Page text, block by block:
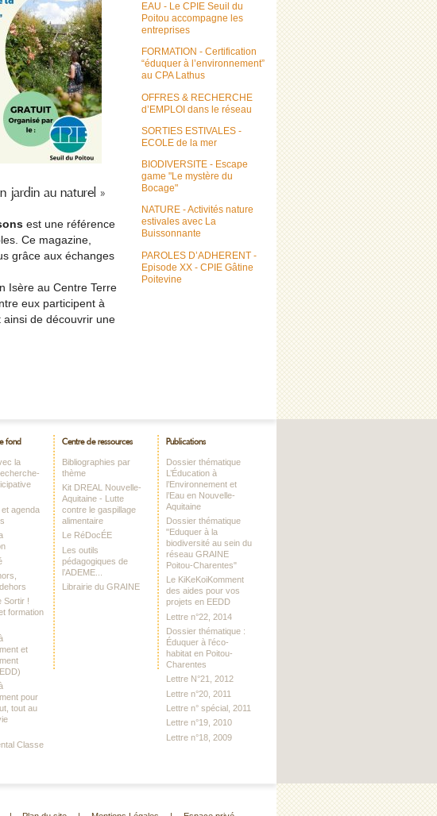
jardin au naturel »
est une référence
Ce magazine,
grâce aux échanges
Isère au Centre Terre
eux participent à
de découvrir une
EAU - Le CPIE Seuil du
Poitou accompagne les
entreprises
FORMATION - Certification
“éduquer à l’environnement”
au CPA Lathus
OFFRES & RECHERCHE
d’EMPLOI dans le réseau
SORTIES ESTIVALES -
ECOLE de la mer
BIODIVERSITE - Escape
game "Le mystère du
Bocage"
NATURE - Activités nature
estivales avec La
Buissonnante
PAROLES D’ADHERENT -
Episode XX - CPIE Gâtine
Poitevine
fond
la
agenda
Sortir !
formation
et
pour
tout au
Classe
Centre de ressources
Bibliographies par
thème
Kit DREAL Nouvelle-
Aquitaine - Lutte
contre le gaspillage
alimentaire
Le RéDocÉE
Les outils
pédagogiques de
l’ADEME...
Librairie du GRAINE
Publications
Dossier thématique
L’Éducation à
l’Environnement et
l’Eau en Nouvelle-
Aquitaine
Dossier thématique
"Eduquer à la
biodiversité au sein du
réseau GRAINE
Poitou-Charentes"
Le KiKeKoiKomment
des aides pour vos
projets en EEDD
Lettre n°22, 2014
Dossier thématique :
Éduquer à l’éco-
habitat en Poitou-
Charentes
Lettre N°21, 2012
Lettre n°20, 2011
Lettre n° spécial, 2011
Lettre n°19, 2010
Lettre n°18, 2009